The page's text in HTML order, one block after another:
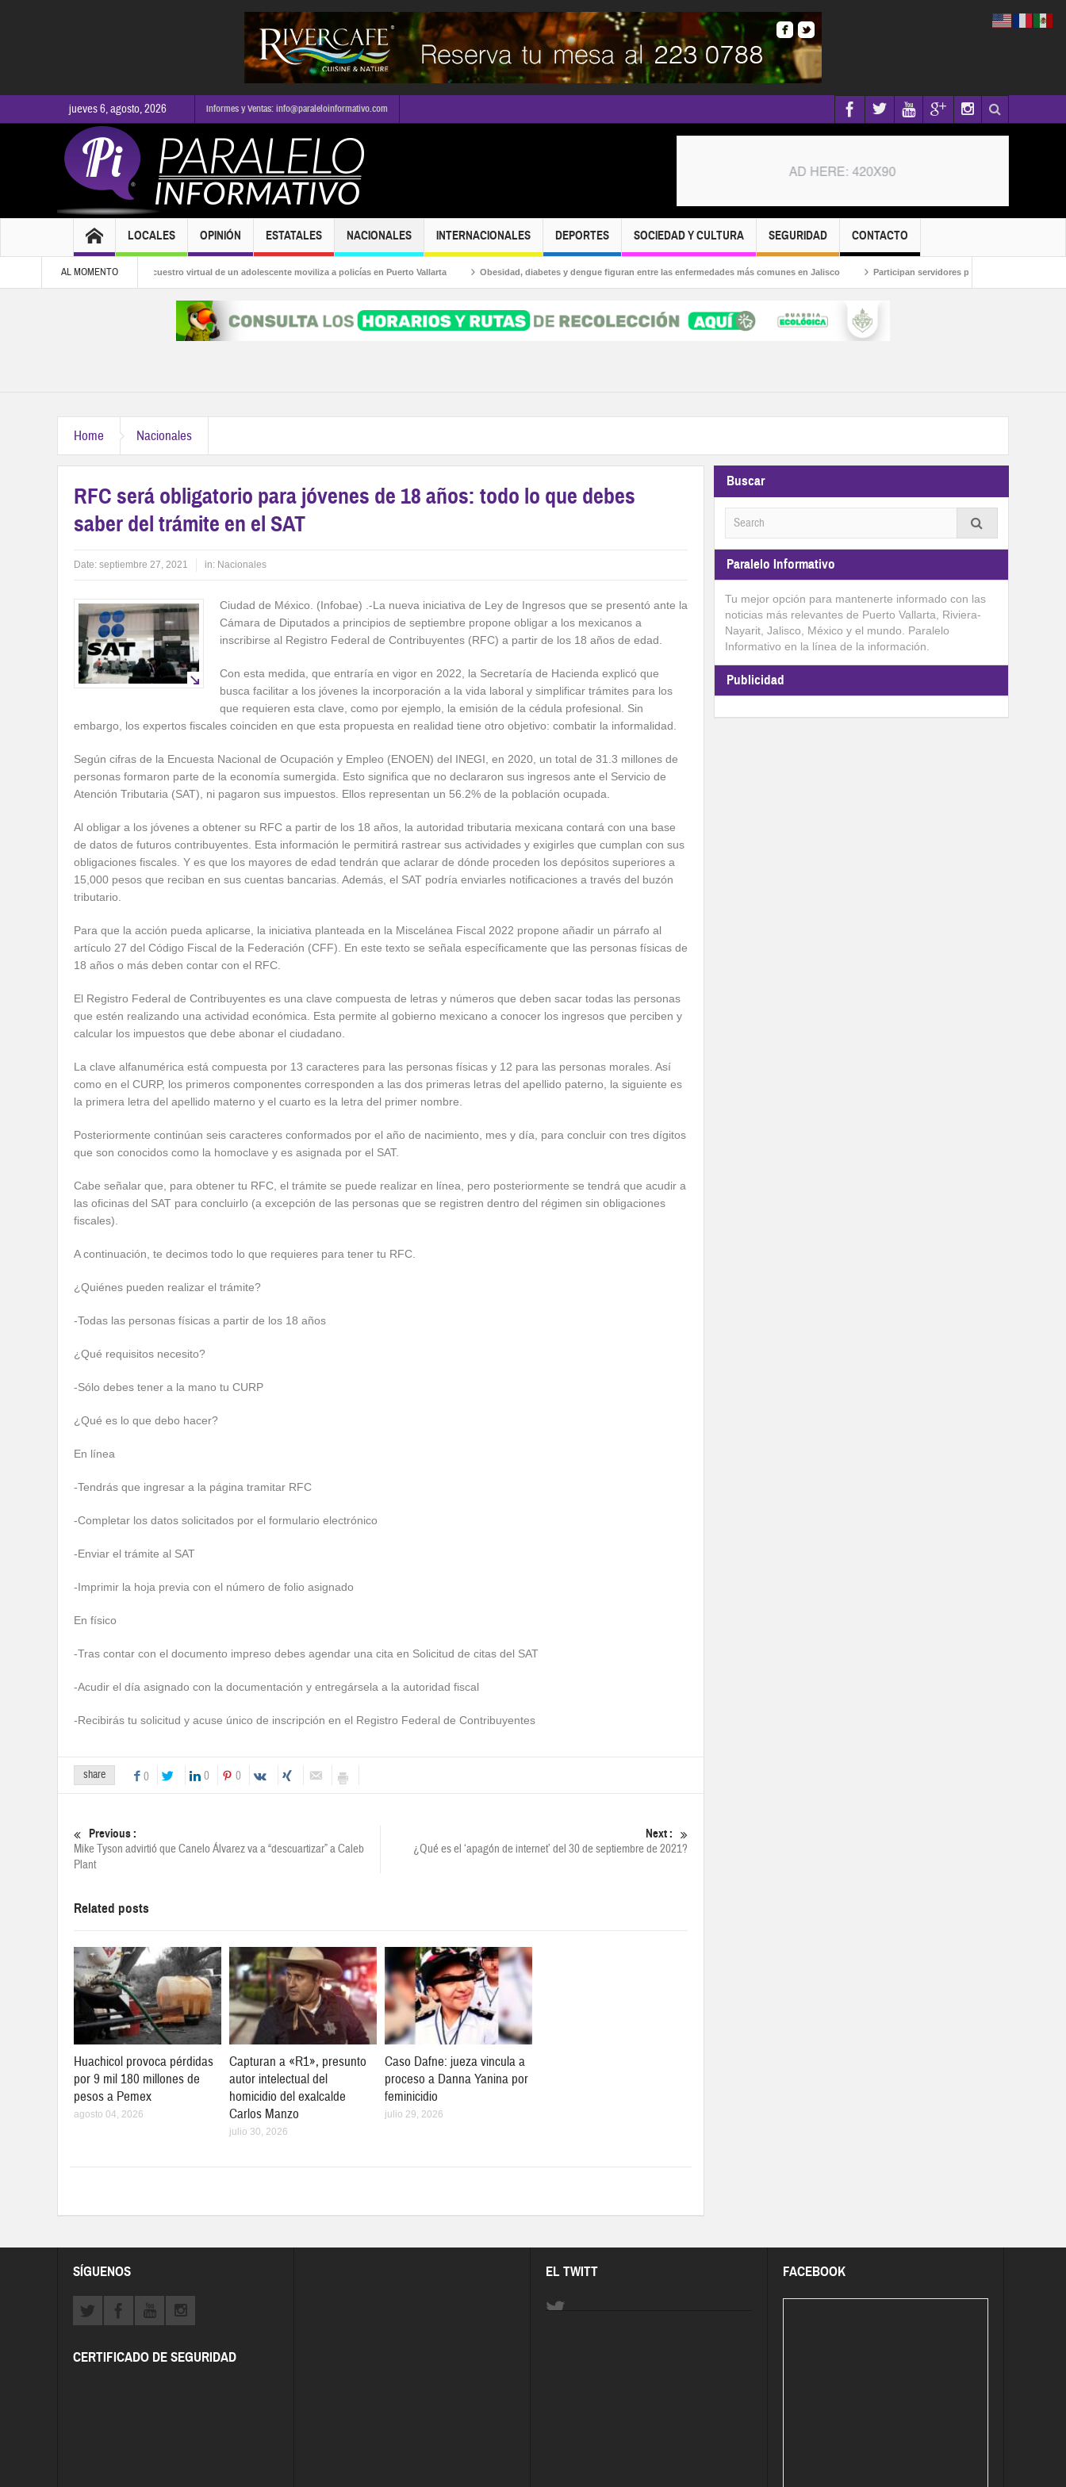
jueves 6, agosto, 2026 Informes y Ventas: info@paraleloinformativo.com
LOCALES OPINIÓN ESTATALES NACIONALES INTERNACIONALES DEPORTES SOCIEDAD Y CULTURA SEGURIDAD CONTACTO
AL MOMENTO
Presunto secuestro virtual de un adolescente moviliza a policías en Puerto Vallarta Obesidad, diabetes y dengue figuran entre las enfermedades más comunes en Jalisco Participan servidores públicos en la Caravana
Home Nacionales
RFC será obligatorio para jóvenes de 18 años: todo lo que debes
saber del trámite en el SAT
Date: septiembre 27, 2021 in: Nacionales
Ciudad de México. (Infobae) .-La nueva iniciativa de Ley de Ingresos que se presentó ante la
Cámara de Diputados a principios de septiembre propone obligar a los mexicanos a
inscribirse al Registro Federal de Contribuyentes (RFC) a partir de los 18 años de edad.
Con esta medida, que entraría en vigor en 2022, la Secretaría de Hacienda explicó que
busca facilitar a los jóvenes la incorporación a la vida laboral y simplificar trámites para los
que requieren esta clave, como por ejemplo, la emisión de la cédula profesional. Sin
embargo, los expertos fiscales coinciden en que esta propuesta en realidad tiene otro objetivo: combatir la informalidad.
Según cifras de la Encuesta Nacional de Ocupación y Empleo (ENOEN) del INEGI, en 2020, un total de 31.3 millones de
personas formaron parte de la economía sumergida. Esto significa que no declararon sus ingresos ante el Servicio de
Atención Tributaria (SAT), ni pagaron sus impuestos. Ellos representan un 56.2% de la población ocupada.
Al obligar a los jóvenes a obtener su RFC a partir de los 18 años, la autoridad tributaria mexicana contará con una base
de datos de futuros contribuyentes. Esta información le permitirá rastrear sus actividades y exigirles que cumplan con sus
obligaciones fiscales. Y es que los mayores de edad tendrán que aclarar de dónde proceden los depósitos superiores a
15,000 pesos que reciban en sus cuentas bancarias. Además, el SAT podría enviarles notificaciones a través del buzón
tributario.
Para que la acción pueda aplicarse, la iniciativa planteada en la Miscelánea Fiscal 2022 propone añadir un párrafo al
artículo 27 del Código Fiscal de la Federación (CFF). En este texto se señala específicamente que las personas físicas de
18 años o más deben contar con el RFC.
El Registro Federal de Contribuyentes es una clave compuesta de letras y números que deben sacar todas las personas
que estén realizando una actividad económica. Esta permite al gobierno mexicano a conocer los ingresos que perciben y
calcular los impuestos que debe abonar el ciudadano.
La clave alfanumérica está compuesta por 13 caracteres para las personas físicas y 12 para las personas morales. Así
como en el CURP, los primeros componentes corresponden a las dos primeras letras del apellido paterno, la siguiente es
la primera letra del apellido materno y el cuarto es la letra del primer nombre.
Posteriormente continúan seis caracteres conformados por el año de nacimiento, mes y día, para concluir con tres dígitos
que son conocidos como la homoclave y es asignada por el SAT.
Cabe señalar que, para obtener tu RFC, el trámite se puede realizar en línea, pero posteriormente se tendrá que acudir a
las oficinas del SAT para concluirlo (a excepción de las personas que se registren dentro del régimen sin obligaciones
fiscales).
A continuación, te decimos todo lo que requieres para tener tu RFC.
¿Quiénes pueden realizar el trámite?
-Todas las personas físicas a partir de los 18 años
¿Qué requisitos necesito?
-Sólo debes tener a la mano tu CURP
¿Qué es lo que debo hacer?
En línea
-Tendrás que ingresar a la página tramitar RFC
-Completar los datos solicitados por el formulario electrónico
-Enviar el trámite al SAT
-Imprimir la hoja previa con el número de folio asignado
En físico
-Tras contar con el documento impreso debes agendar una cita en Solicitud de citas del SAT
-Acudir el día asignado con la documentación y entregársela a la autoridad fiscal
-Recibirás tu solicitud y acuse único de inscripción en el Registro Federal de Contribuyentes
share 0 0 0
Previous :
Mike Tyson advirtió que Canelo Álvarez va a “descuartizar” a Caleb
Plant
Next :
¿Qué es el ‘apagón de internet’ del 30 de septiembre de 2021?
Related posts
Huachicol provoca pérdidas
por 9 mil 180 millones de
pesos a Pemex
agosto 04, 2026
Capturan a «R1», presunto
autor intelectual del
homicidio del exalcalde
Carlos Manzo
julio 30, 2026
Caso Dafne: jueza vincula a
proceso a Danna Yanina por
feminicidio
julio 29, 2026
Buscar
Paralelo Informativo
Tu mejor opción para mantenerte informado con las
noticias más relevantes de Puerto Vallarta, Riviera-
Nayarit, Jalisco, México y el mundo. Paralelo
Informativo en la línea de la información.
Publicidad
SÍGUENOS
CERTIFICADO DE SEGURIDAD
EL TWITT FACEBOOK